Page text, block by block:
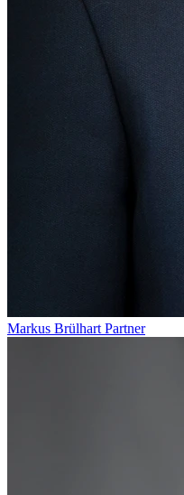
Markus Brülhart Partner